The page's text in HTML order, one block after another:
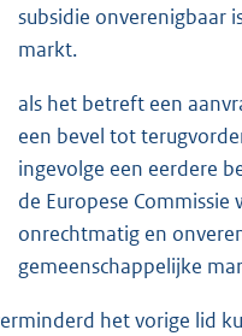
subsidie onverenigbaar
markt.
als het betreft een
een bevel tot
ingevolge een eerdere
de Europese Commissie
onrechtmatig en
gemeenschappelijke
het vorige lid